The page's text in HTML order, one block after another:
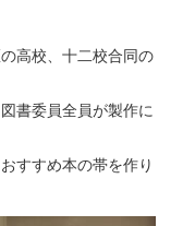
高校、十二校合同の
書委員全員が製作に
すすめ本の帯を作り